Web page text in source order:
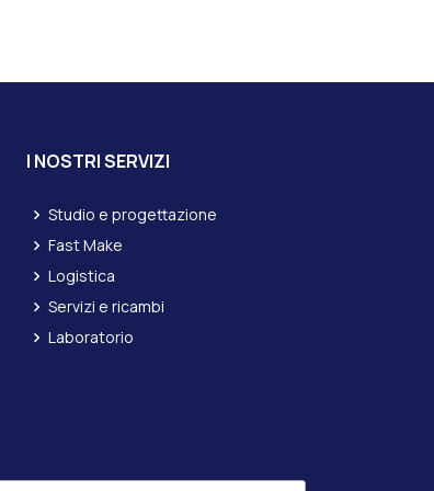
I NOSTRI SERVIZI
Studio e progettazione
Fast Make
Logistica
Servizi e ricambi
Laboratorio